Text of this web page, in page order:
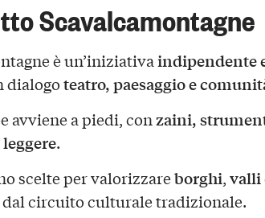
Scavalcamontagne
è un’iniziativaindipendente
dialogoteatro, paesaggio e
avviene a piedi, conzaini,
.
scelte per valorizzareborghi,valli
circuito culturale tradizionale.